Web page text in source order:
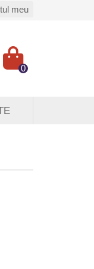
meu
0